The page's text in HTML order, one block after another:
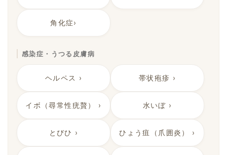
角化症›
感染症・うつる皮膚病
ヘルペス › 帯状疱疹 ›
イボ（尋常性疣贅） › 水いぼ ›
とびひ › ひょう疽（爪囲炎） ›